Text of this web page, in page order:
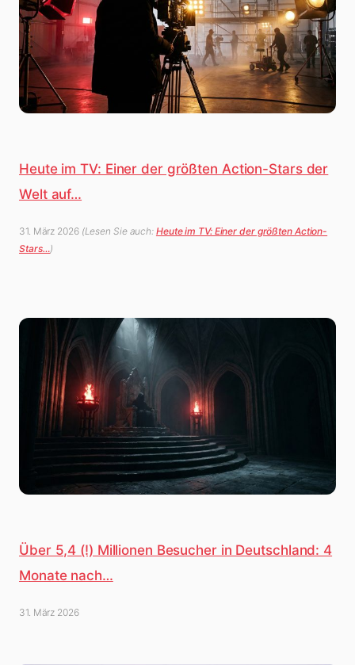
Heute im TV: Einer der größten Action-Stars der
Welt auf…
31. März 2026 (Lesen Sie auch: Heute im TV: Einer der größten Action-
Stars…)
Über 5,4 (!) Millionen Besucher in Deutschland: 4
Monate nach…
31. März 2026